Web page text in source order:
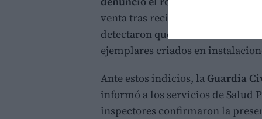
venta tras recibir un
detectaron que las lubinas
ejemplares criados en
Ante estos indicios, la Guardia
informó a los servicios de Salud
inspectores confirmaron la